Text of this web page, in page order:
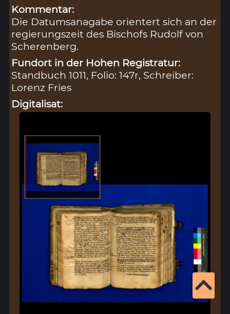
Kommentar:
Die Datumsanagabe orientert sich an der
regierungszeit des Bischofs Rudolf von
Scherenberg.
Fundort in der Hohen Registratur:
Standbuch 1011, Folio: 147r, Schreiber:
Lorenz Fries
Digitalisat: